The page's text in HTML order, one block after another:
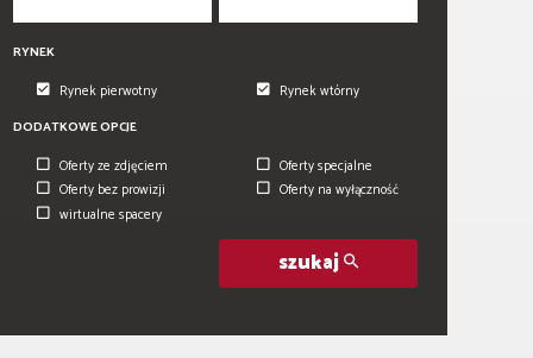
RYNEK
Rynek pierwotny
Rynek wtórny
DODATKOWE OPCJE
Oferty ze zdjęciem
Oferty specjalne
Oferty bez prowizji
Oferty na wyłączność
wirtualne spacery
szukaj